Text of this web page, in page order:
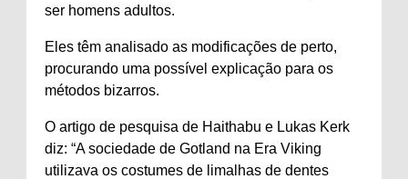
ser homens adultos.
Eles têm analisado as modificações de perto,
procurando uma possível explicação para os
métodos bizarros.
O artigo de pesquisa de Haithabu e Lukas Kerk
diz: “A sociedade de Gotland na Era Viking
utilizava os costumes de limalhas de dentes